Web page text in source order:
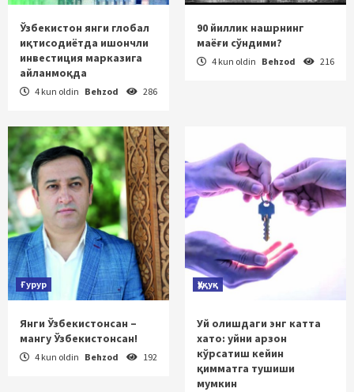
Ўзбекистон янги глобал
иқтисодиётда ишончли
инвестиция марказига
айланмоқда
4 kun oldin Behzod 286
90 йиллик нашрнинг
маёғи сўндими?
4 kun oldin Behzod 216
Ғурур
Янги Ўзбекистонсан –
мангу Ўзбекистонсан!
4 kun oldin Behzod 192
Ҳуқуқ
Уй олишдаги энг катта
хато: уйни арзон
кўрсатиш кейин
қимматга тушиши
мумкин